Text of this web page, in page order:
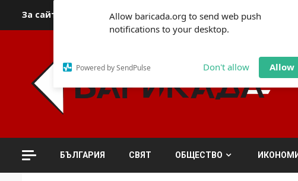
Allow baricada.org to send web push
notifications to your desktop.
Powered by SendPulse Don't allow Allow
За сайта За контакти За реклама Политика
БЪЛГАРИЯ СВЯТ ОБЩЕСТВО